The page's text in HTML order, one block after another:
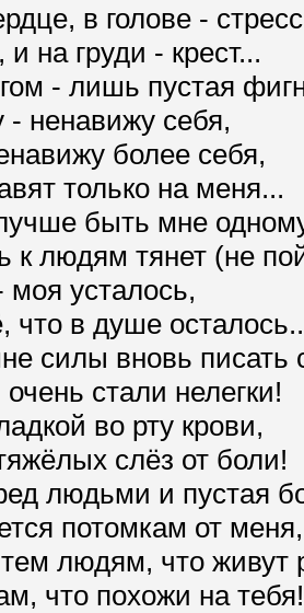
в голове -
на груди - крест...
- лишь пустая
ненавижу себя,
более себя,
только на меня...
быть мне
к людям тянет (не
усталось,
что в душе
силы вновь писать
стали нелегки!
во рту крови,
слёз от боли!
людьми и пустая
потомкам от меня,
людям, что живут
что похожи на тебя!